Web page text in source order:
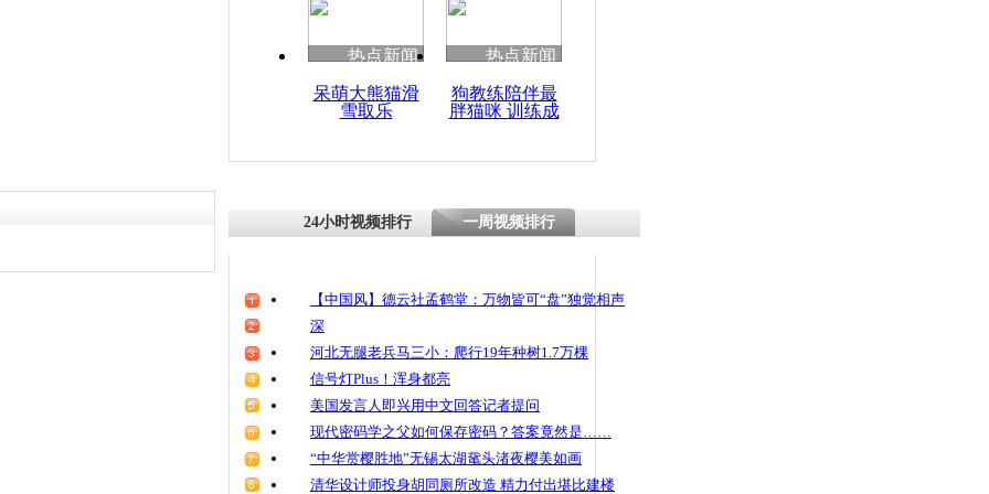
魂
热点新闻
呆萌大熊猫滑
雪取乐
热点新闻
狗教练陪伴最
胖猫咪 训练成
24小时视频排行 一周视频排行
【中国风】德云社孟鹤堂：万物皆可“盘”独觉相声
深
河北无腿老兵马三小：爬行19年种树1.7万棵
信号灯Plus！浑身都亮
美国发言人即兴用中文回答记者提问
现代密码学之父如何保存密码？答案竟然是……
“中华赏樱胜地”无锡太湖鼋头渚夜樱美如画
清华设计师投身胡同厕所改造 精力付出堪比建楼